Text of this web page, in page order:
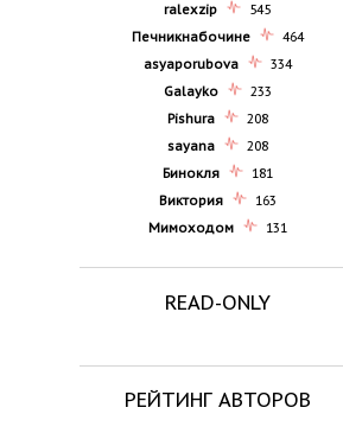
ralexzip
545
Печникнабочине
464
asyaporubova
334
Galayko
233
Pishura
208
sayana
208
Бинокля
181
Виктория
163
Мимоходом
131
READ-ONLY
РЕЙТИНГ АВТОРОВ